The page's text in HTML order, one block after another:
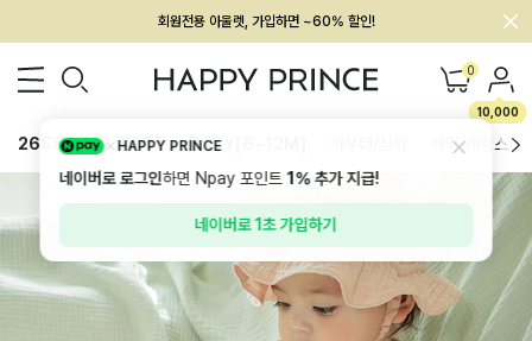
멤버십 최대 28,000원 혜택
0
10,000
26SS 신상 BEST BABY[6~12M] 하의/레깅스
HAPPY PRINCE
네이버로 로그인하면 Npay 포인트1%추가 지급!
네이버로 1초 가입하기